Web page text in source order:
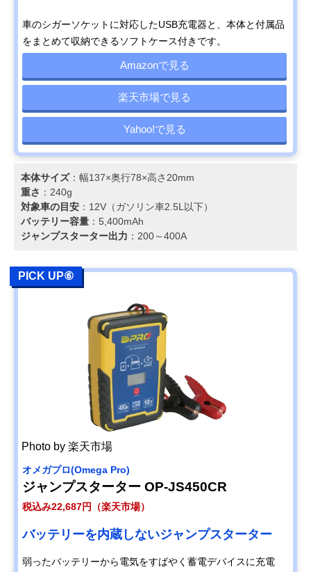
車のシガーソケットに対応したUSB充電器と、本体と付属品
をまとめて収納できるソフトケース付きです。
Amazonで見る
楽天市場で見る
Yahoo!で見る
本体サイズ：幅137×奥行78×高さ20mm
重さ ：240g
対象車の目安 ：12V（ガソリン車2.5L以下）
バッテリー容量 ：5,400mAh
ジャンプスターター出力 ：200～400A
PICK UP⑥
Photo by 楽天市場
オメガプロ(Omega Pro)
ジャンプスターター OP-JS450CR
税込み22,687円（楽天市場）
バッテリーを内蔵しないジャンプスターター
弱ったバッテリーから電気をすばやく蓄電デバイスに充電